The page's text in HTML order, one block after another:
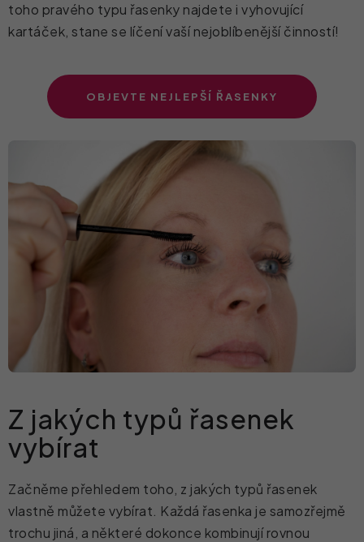
toho pravého typu řasenky najdete i vyhovující
kartáček, stane se líčení vaší nejoblíbenější činností!
OBJEVTE NEJLEPŠÍ ŘASENKY
Z jakých typů řasenek
vybírat
Začněme přehledem toho, z jakých typů řasenek
vlastně můžete vybírat. Každá řasenka je samozřejmě
trochu jiná, a některé dokonce kombinují rovnou